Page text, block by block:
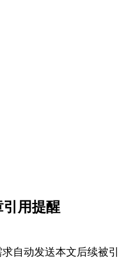
引用提醒
自动发送本文后续被